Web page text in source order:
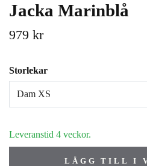
Jacka Marinblå
979 kr
Storlekar
Dam XS
Leveranstid 4 veckor.
LÄGG TILL I